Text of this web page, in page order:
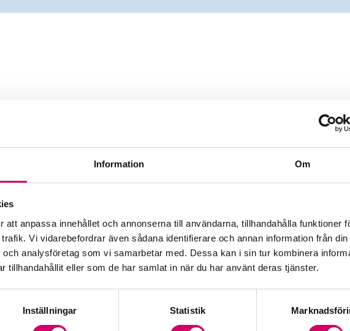
Information Om
att anpassa innehållet och annonserna till användarna, tillhandahålla funktioner
Vi vidarebefordrar även sådana identifierare och annan information från din
analysföretag som vi samarbetar med. Dessa kan i sin tur kombinera
tillhandahållit eller som de har samlat in när du har använt deras tjänster.
Inställningar Statistik